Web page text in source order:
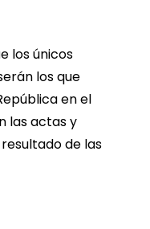
los únicos
los que
en el
las actas y
de las